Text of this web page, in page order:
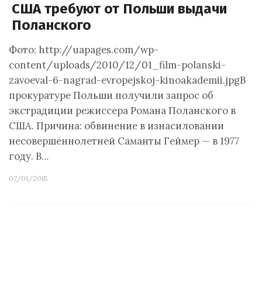
США требуют от Польши выдачи
Поланского
Фото: http://uapages.com/wp-
content/uploads/2010/12/01_film-polanski-
zavoeval-6-nagrad-evropejskoj-kinoakademii.jpgВ
прокуратуре Польши получили запрос об
экстрадиции режиссера Романа Поланского в
США. Причина: обвинение в изнасиловании
несовершеннолетней Саманты Геймер — в 1977
году. В…
07/01/2015